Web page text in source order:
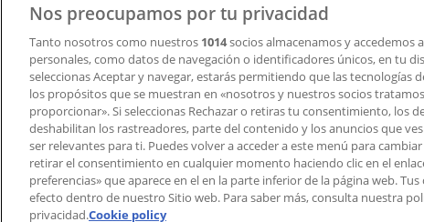
Descargar la APP Tiendeo
Copyright © Tiendeo ® 2026 · Shopfully Marketing S.L.U. –
Términos y condicionesPolítica de privacidad
Nos preocupamos por tu privacidad
Tanto nosotros como nuestros 1014socios almacenamos y accedemos
personales, como datos de navegación o identificadores únicos, en tu
seleccionas Aceptar y navegar, estarás permitiendo que las tecnologías
los propósitos que se muestran en «nosotros y nuestros socios
proporcionar». Si seleccionas Rechazar o retiras tu consentimiento, los
deshabilitan los rastreadores, parte del contenido y los anuncios que
ser relevantes para ti. Puedes volver a acceder a este menú para
retirar el consentimiento en cualquier momento haciendo clic en el
preferencias» que aparece en el en la parte inferior de la página web.
efecto dentro de nuestro Sitio web. Para saber más, consulta nuestra
privacidad.Cookie policy